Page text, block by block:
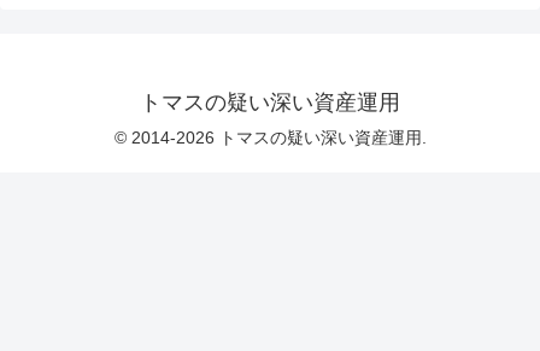
トマスの疑い深い資産運用
© 2014-2026 トマスの疑い深い資産運用.